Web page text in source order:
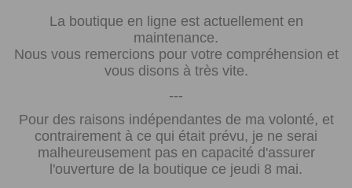
La boutique en ligne est actuellement en
maintenance.
Nous vous remercions pour votre compréhension et
vous disons à très vite.
---
Pour des raisons indépendantes de ma volonté, et
contrairement à ce qui était prévu, je ne serai
malheureusement pas en capacité d'assurer
l'ouverture de la boutique ce jeudi 8 mai.